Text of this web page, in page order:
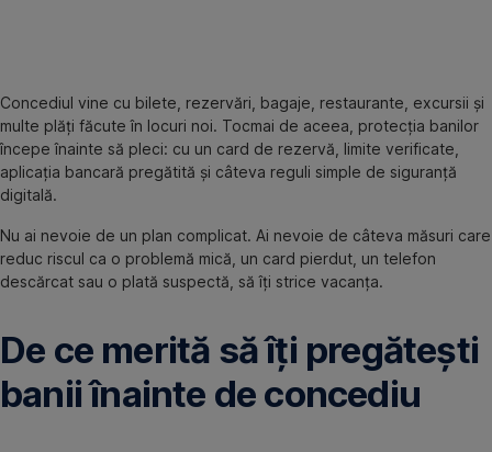
Concediul vine cu bilete, rezervări, bagaje, restaurante, excursii și
multe plăți făcute în locuri noi. Tocmai de aceea, protecția banilor
începe înainte să pleci: cu un card de rezervă, limite verificate,
aplicația bancară pregătită și câteva reguli simple de siguranță
digitală.
Nu ai nevoie de un plan complicat. Ai nevoie de câteva măsuri care
reduc riscul ca o problemă mică, un card pierdut, un telefon
descărcat sau o plată suspectă, să îți strice vacanța.
De ce merită să îți pregătești
banii înainte de concediu